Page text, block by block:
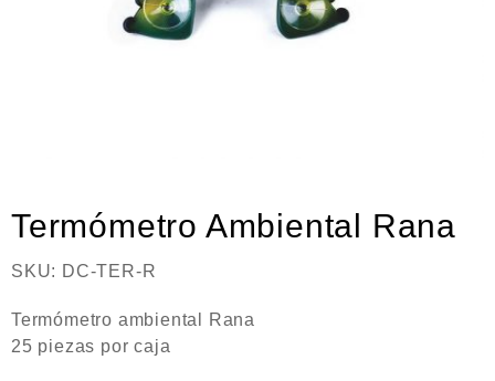
Termómetro Ambiental Rana
SKU: DC-TER-R
Termómetro ambiental Rana
25 piezas por caja